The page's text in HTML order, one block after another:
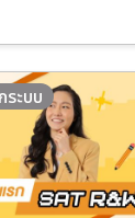
ระบบ